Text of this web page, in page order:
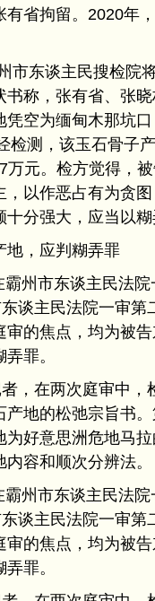
省拘留。2020年
市东谈主民搜检院
称，张有省、张
凭空为缅甸木那坑
检测，该玉石骨子
万元。检方觉得，
以作恶占有为贪
分强大，应当以
地，应判糊弄罪
州市东谈主民法
谈主民法院一审第
的焦点，均为被
罪。
，在两次庭审中，
地的松弛宗旨书
好意思洲危地马
容和顺次分辨法。
州市东谈主民法
谈主民法院一审第
的焦点，均为被
罪。